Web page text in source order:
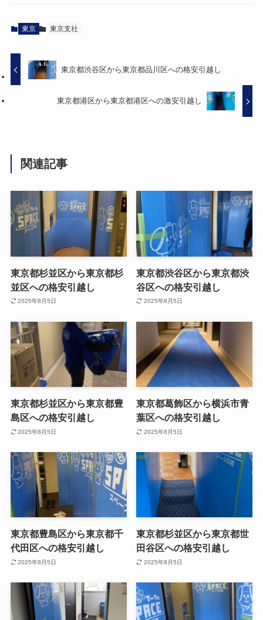
東京 東京支社
東京都渋谷区から東京都品川区への格安引越し
東京都港区から東京都港区への激安引越し
関連記事
東京都杉並区から東京都杉
並区への格安引越し
2025年8月5日
東京都渋谷区から東京都渋
谷区への格安引越し
2025年8月5日
東京都杉並区から東京都豊
島区への格安引越し
2025年8月5日
東京都葛飾区から横浜市青
葉区への格安引越し
2025年8月5日
東京都豊島区から東京都千
代田区への格安引越し
2025年8月5日
東京都杉並区から東京都世
田谷区への格安引越し
2025年8月5日